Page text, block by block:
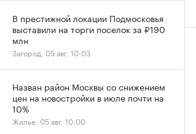
В престижной локации Подмосковья
выставили на торги поселок за ₽190
млн
Загород, 05 авг, 10:03
Назван район Москвы со снижением
цен на новостройки в июле почти на
10%
Жилье, 05 авг, 10:00